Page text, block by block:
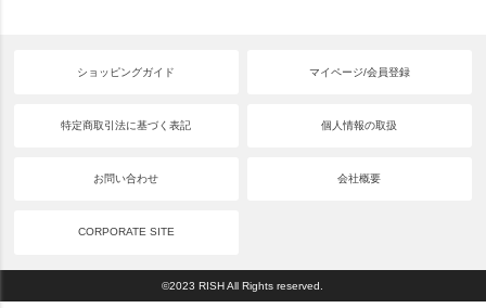
ショッピングガイド マイページ/会員登録
特定商取引法に基づく表記 個人情報の取扱
お問い合わせ 会社概要
CORPORATE SITE
©2023 RISH All Rights reserved.